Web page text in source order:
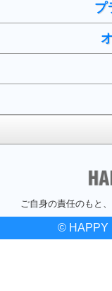
プ
ご自身の責任のもと
© HAPPY